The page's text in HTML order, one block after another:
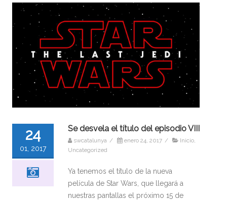
24
01, 2017
Se desvela el título del episodio VIII
swcatalunya / enero 24, 2017 / Inicio,
Uncategorized
Ya tenemos el título de la nueva
película de Star Wars, que llegará a
nuestras pantallas el próximo 15 de